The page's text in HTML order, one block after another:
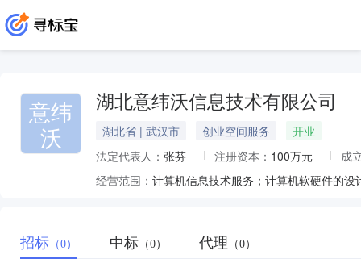
意纬
沃
湖北意纬沃信息技术有限公司
湖北省 | 武汉市 创业空间服务
开业
法定代表人： 张芬 注册资本： 100万元
成
经营范围：
招标 （0） 中标 （0） 代理 （0）